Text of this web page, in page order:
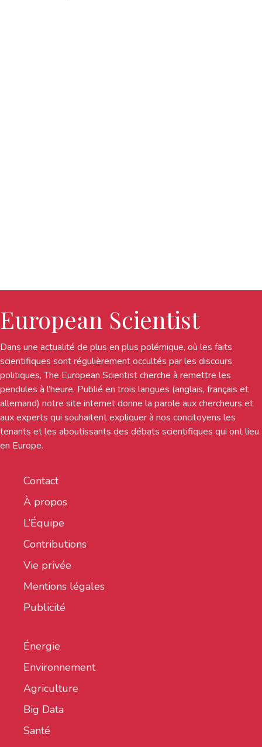
European Scientist
Dans une actualité de plus en plus polémique, où les faits
scientifiques sont régulièrement occultés par les discours
politiques, The European Scientist cherche à remettre les
pendules à l’heure. Publié en trois langues (anglais, français et
allemand) notre site internet donne la parole aux chercheurs et
aux experts qui souhaitent expliquer à nos concitoyens les
tenants et les aboutissants des débats scientifiques qui ont lieu
en Europe.
Contact
À propos
L’Équipe
Contributions
Vie privée
Mentions légales
Publicité
Énergie
Environnement
Agriculture
Big Data
Santé